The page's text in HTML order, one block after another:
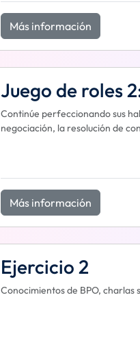
Más información
Juego de roles
Continúe perfeccionando sus
negociación, la resolución de
Más información
Ejercicio 2
Conocimientos de BPO,